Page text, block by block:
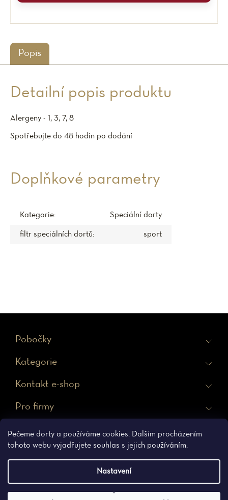
Pečeme dorty a používáme cookies. Dalším procházením
tohoto webu vyjadřujete souhlas s jejich používáním.
Nastavení
Popis
Detailní popis produktu
Alergeny - 1, 3, 7, 8
Spotřebujte do 48 hodin po dodání
Doplňkové parametry
Kategorie: Speciální dorty
filtr speciálních dortů: sport
Pobočky
Kategorie
Kontakt e-shop
Pro firmy
Ochrana osobních údajů Obchodní podmínky
Vytvořil Shoptet